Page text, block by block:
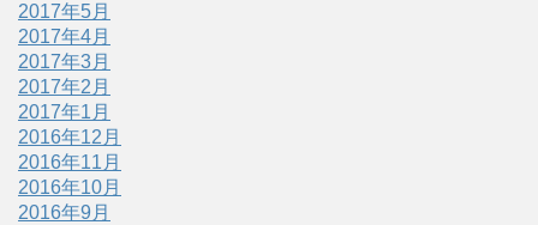
2017年5月
2017年4月
2017年3月
2017年2月
2017年1月
2016年12月
2016年11月
2016年10月
2016年9月